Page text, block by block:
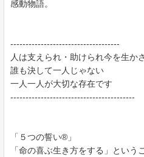
感動物語。
------------------------------------
人は支えられ・助けられ今を生か
誰も決して一人じゃない
一人一人が大切な存在です
-----------------------------------------
「５つの誓い®」
「命の喜ぶ生き方をする」という